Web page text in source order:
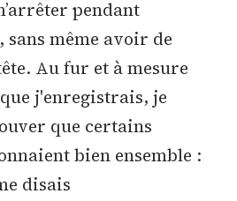
pendant
sans même avoir de
Au fur et à mesure
j'enregistrais, je
que certains
bien ensemble :
disais